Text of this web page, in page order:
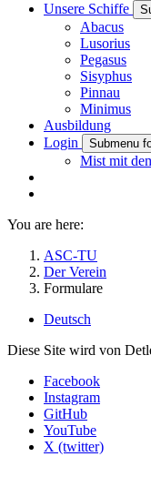
Unsere Schiffe
Abacus
Lusorius
Pegasus
Sisyphus
Pinnau
Minimus
Ausbildung
Login
Submenu
Mist mit
You are here:
ASC-TU
Der Verein
Formulare
Deutsch
Diese Site wird von
Facebook
Instagram
GitHub
YouTube
X (twitter)